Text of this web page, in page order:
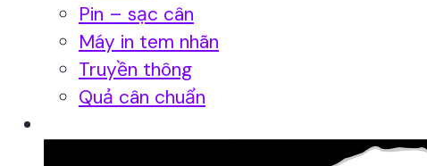
Pin – sạc cân
Máy in tem nhãn
Truyền thông
Quả cân chuẩn